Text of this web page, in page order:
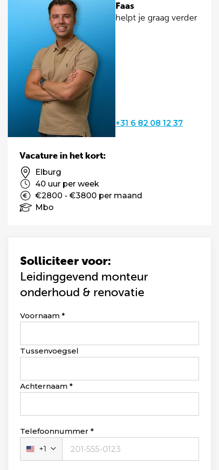
Faas
helpt je graag verder
+31 6 82 08 12 37
Solliciteer voor:
Leidinggevend monteur
onderhoud & renovatie
Leave
blank
Voornaam
Tussenvoegsel
Achternaam
Telefoonnummer
Verenigde
Staten
+1
Vacature in het kort:
Elburg
40 uur per week
€2800 - €3800 per maand
Mbo